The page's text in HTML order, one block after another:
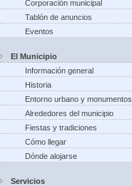
Corporación municipal
Tablón de anuncios
Eventos
El Municipio
Información general
Historia
Entorno urbano y monumentos
Alrededores del municipio
Fiestas y tradiciones
Cómo llegar
Dónde alojarse
Servicios